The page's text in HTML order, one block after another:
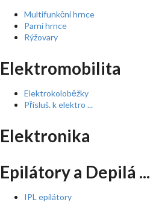
Multifunkční hrnce
Parní hrnce
Rýžovary
Elektromobilita
Elektrokoloběžky
Přísluš. k elektro ...
Elektronika
Epilátory a Depilá ...
IPL epilátory